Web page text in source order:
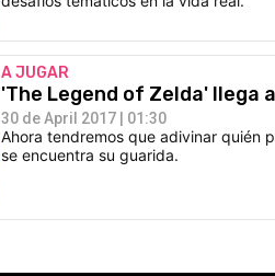
A JUGAR
'The Legend of Zelda' llega
30 de April 2017 | 01:30
Ahora tendremos que adivinar quién
se encuentra su guarida.